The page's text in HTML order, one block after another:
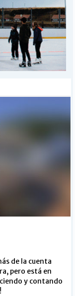
de la cuenta
pero está en
y contando